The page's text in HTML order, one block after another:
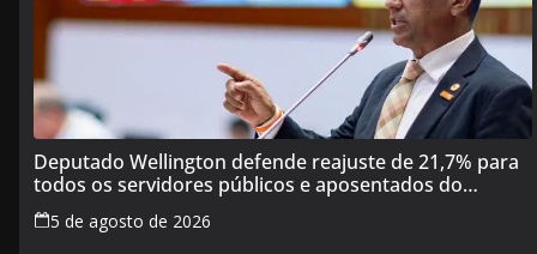
Deputado Wellington defende reajuste de 21,7% para
todos os servidores públicos e aposentados do
Maranhão
5 de agosto de 2026